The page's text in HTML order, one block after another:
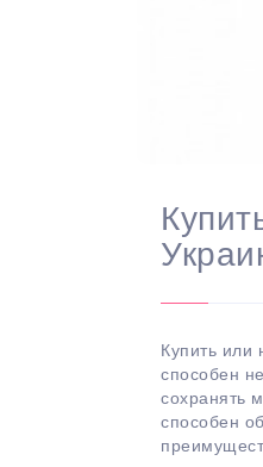
Купить или
способен
сохранять
способен